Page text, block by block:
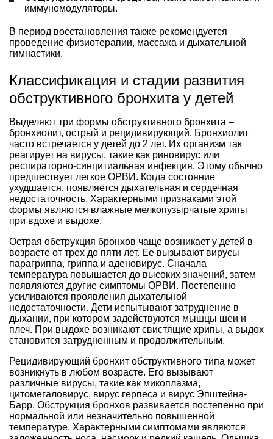
иммуномодуляторы.
В период восстановления также рекомендуется
проведение физиотерапии, массажа и дыхательной
гимнастики.
Классификация и стадии развития
обструктивного бронхита у детей
Выделяют три формы обструктивного бронхита –
бронхиолит, острый и рецидивирующий. Бронхиолит
часто встречается у детей до 2 лет. Их организм так
реагирует на вирусы, такие как риновирус или
респираторно-синцитиальная инфекция. Этому обычно
предшествует легкое ОРВИ. Когда состояние
ухудшается, появляется дыхательная и сердечная
недостаточность. Характерными признаками этой
формы являются влажные мелкопузырчатые хрипы
при вдохе и выдохе.
Острая обструкция бронхов чаще возникает у детей в
возрасте от трех до пяти лет. Ее вызывают вирусы
парагриппа, гриппа и аденовирус. Сначала
температура повышается до высоких значений, затем
появляются другие симптомы ОРВИ. Постепенно
усиливаются проявления дыхательной
недостаточности. Дети испытывают затруднение в
дыхании, при котором задействуются мышцы шеи и
плеч. При выдохе возникают свистящие хрипы, а выдох
становится затрудненным и продолжительным.
Рецидивирующий бронхит обструктивного типа может
возникнуть в любом возрасте. Его вызывают
различные вирусы, такие как микоплазма,
цитомегаловирус, вирус герпеса и вирус Эпштейна-
Барр. Обструкция бронхов развивается постепенно при
нормальной или незначительно повышенной
температуре. Характерными симптомами являются